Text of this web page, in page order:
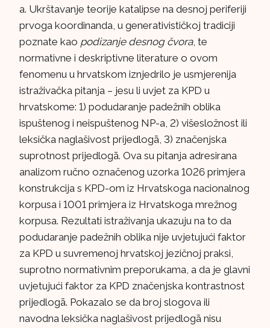
a. Ukrštavanje teorije katalipse na desnoj periferiji
prvoga koordinanda, u generativističkoj tradiciji
poznate kao podizanje desnog čvora, te
normativne i deskriptivne literature o ovom
fenomenu u hrvatskom iznjedrilo je usmjerenija
istraživačka pitanja – jesu li uvjet za KPD u
hrvatskome: 1) podudaranje padežnih oblika
ispuštenog i neispuštenog NP-a, 2) višesložnost ili
leksička naglašivost prijedlogā, 3) značenjska
suprotnost prijedlogā. Ova su pitanja adresirana
analizom ručno označenog uzorka 1026 primjera
konstrukcija s KPD-om iz Hrvatskoga nacionalnog
korpusa i 1001 primjera iz Hrvatskoga mrežnog
korpusa. Rezultati istraživanja ukazuju na to da
podudaranje padežnih oblika nije uvjetujući faktor
za KPD u suvremenoj hrvatskoj jezičnoj praksi,
suprotno normativnim preporukama, a da je glavni
uvjetujući faktor za KPD značenjska kontrastnost
prijedlogā. Pokazalo se da broj slogova ili
navodna leksička naglašivost prijedlogā nisu